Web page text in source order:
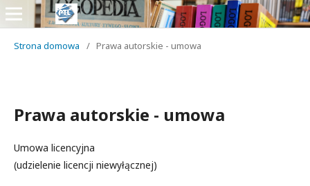
Strona domowa / Prawa autorskie - umowa
Prawa autorskie - umowa
Umowa licencyjna
(udzielenie licencji niewyłącznej)